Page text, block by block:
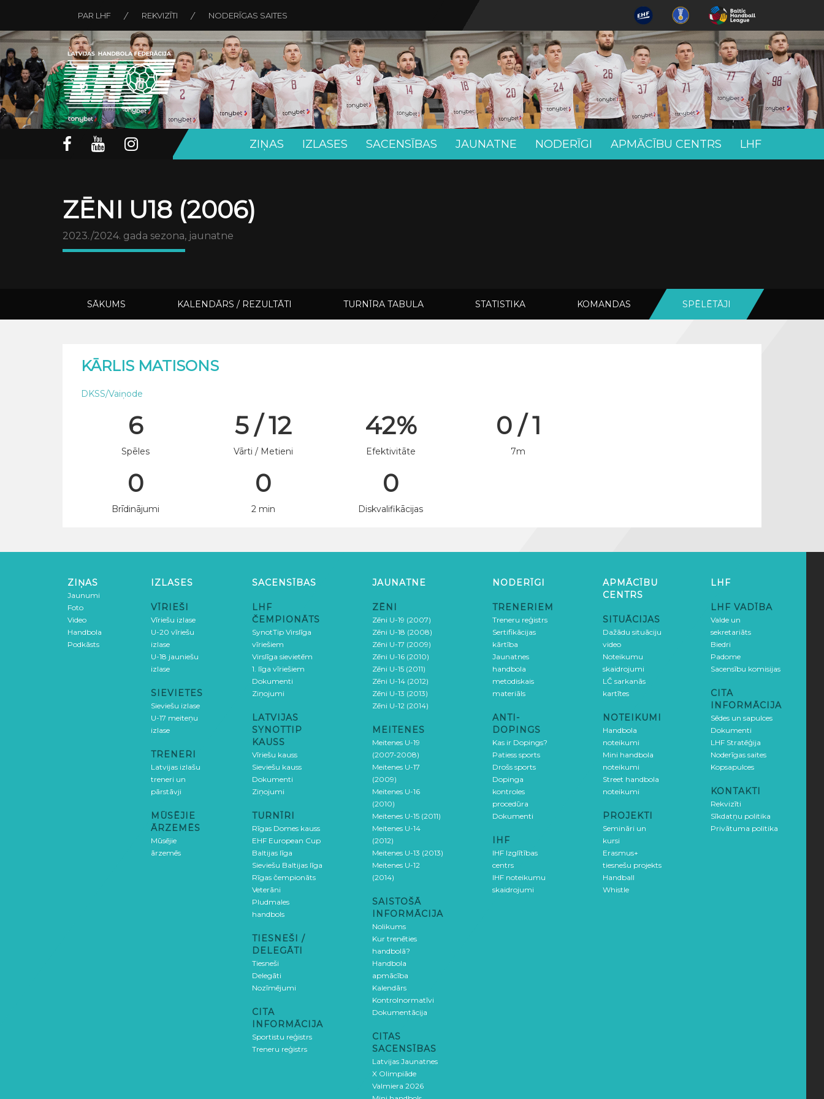
PAR LHF REKVIZĪTI NODERĪGAS SAITES
ZIŅAS IZLASES SACENSĪBAS JAUNATNE NODERĪGI APMĀCĪBU CENTRS LHF
ZĒNI U18 (2006)
2023./2024. gada sezona, jaunatne
SĀKUMS KALENDĀRS / REZULTĀTI TURNĪRA TABULA STATISTIKA KOMANDAS SPĒLĒTĀJI
KĀRLIS MATISONS
DKSS/Vaiņode
6
Spēles
5 / 12
Vārti / Metieni
42%
Efektivitāte
0 / 1
7m
0
Brīdinājumi
0
2 min
0
Diskvalifikācijas
ZIŅAS
Jaunumi
Foto
Video
Handbola
Podkāsts
IZLASES
VĪRIEŠI
Vīriešu izlase
U-20 vīriešu
izlase
U-18 jauniešu
izlase
SIEVIETES
Sieviešu izlase
U-17 meiteņu
izlase
TRENERI
Latvijas izlašu
treneri un
pārstāvji
MŪSĒJIE
ĀRZEMĒS
Mūsējie
ārzemēs
SACENSĪBAS
LHF
ČEMPIONĀTS
SynotTip Virslīga
vīriešiem
Virslīga sievietēm
1. līga vīriešiem
Dokumenti
Ziņojumi
LATVIJAS
SYNOTTIP
KAUSS
Vīriešu kauss
Sieviešu kauss
Dokumenti
Ziņojumi
TURNĪRI
Rīgas Domes kauss
EHF European Cup
Baltijas līga
Sieviešu Baltijas līga
Rīgas čempionāts
Veterāni
Pludmales
handbols
TIESNEŠI /
DELEGĀTI
Tiesneši
Delegāti
Nozīmējumi
CITA
INFORMĀCIJA
Sportistu reģistrs
Treneru reģistrs
JAUNATNE
ZĒNI
Zēni U-19 (2007)
Zēni U-18 (2008)
Zēni U-17 (2009)
Zēni U-16 (2010)
Zēni U-15 (2011)
Zēni U-14 (2012)
Zēni U-13 (2013)
Zēni U-12 (2014)
MEITENES
Meitenes U-19
(2007-2008)
Meitenes U-17
(2009)
Meitenes U-16
(2010)
Meitenes U-15 (2011)
Meitenes U-14
(2012)
Meitenes U-13 (2013)
Meitenes U-12
(2014)
SAISTOŠĀ
INFORMĀCIJA
Nolikums
Kur trenēties
handbolā?
Handbola
apmācība
Kalendārs
Kontrolnormatīvi
Dokumentācija
CITAS
SACENSĪBAS
Latvijas Jaunatnes
X Olimpiāde
Valmiera 2026
NODERĪGI
TRENERIEM
Treneru reģistrs
Sertifikācijas
kārtība
Jaunatnes
handbola
metodiskais
materiāls
ANTI-
DOPINGS
Kas ir Dopings?
Patiess sports
Drošs sports
Dopinga
kontroles
procedūra
Dokumenti
IHF
IHF Izglītības
centrs
IHF noteikumu
skaidrojumi
APMĀCĪBU
CENTRS
SITUĀCIJAS
Dažādu situāciju
video
Noteikumu
skaidrojumi
LČ sarkanās
kartītes
NOTEIKUMI
Handbola
noteikumi
Mini handbola
noteikumi
Street handbola
noteikumi
PROJEKTI
Semināri un
kursi
Erasmus+
tiesnešu projekts
Handball
Whistle
LHF
LHF VADĪBA
Valde un
sekretariāts
Biedri
Padome
Sacensību komisijas
CITA
INFORMĀCIJA
Sēdes un sapulces
Dokumenti
LHF Stratēģija
Noderīgas saites
Kopsapulces
KONTAKTI
Rekvizīti
Sīkdatņu politika
Privātuma politika